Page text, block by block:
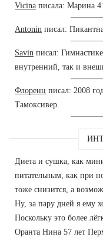
Vicina писала: Марина
Antonin писал:
Savin писал:
внутренний, так и
Флоренц писал: 2008
Тамоксивер.
Диета и сушка, как
питательным, как при
тоже снизится, а
Ну, за пару дней я ему
Поскольку это более
Оранта Нина 57 лет